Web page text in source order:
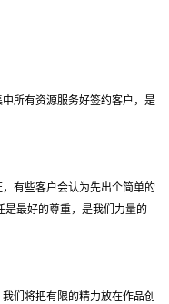
所有资源服务好签约客户，是
有些客户会认为先出个简单的
是最好的尊重，是我们力量的
们将把有限的精力放在作品创